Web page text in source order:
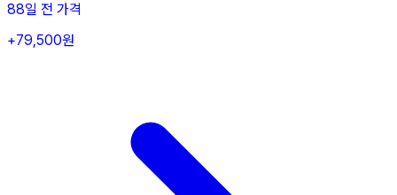
88일 전 가격
+79,500원